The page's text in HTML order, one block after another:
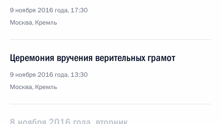
9 ноября 2016 года, 17:30
Москва, Кремль
Церемония вручения верительных грамот
9 ноября 2016 года, 13:30
Москва, Кремль